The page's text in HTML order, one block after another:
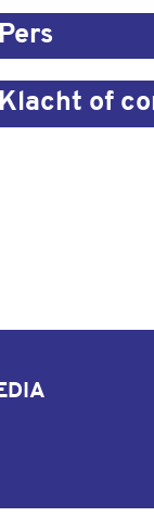
Pers
Klacht of
pagina pagina
ons YouTube